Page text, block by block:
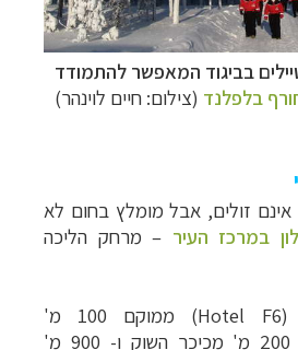
בביגוד המאפשר להתמודד
בלפלנד (צילום: חיים לוינהר)
אינם זולים, אבל מומלץ בחום לא
במרכז העיר – מרחק הליכה
(
Hotel F6
) ממוקם 100 מ'
, 200 מ' מכיכר השוק ו- 900 מ'